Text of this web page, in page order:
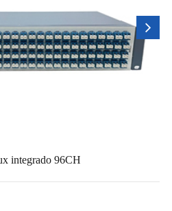
integrado 96CH